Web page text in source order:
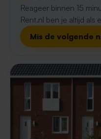
Reageer binnen 15
Rent.nl ben je altijd als
Mis de volgende